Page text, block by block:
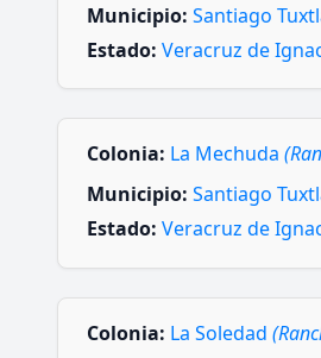
Municipio: Santiago
Estado: Veracruz de
Colonia: La Mechuda
Municipio: Santiago
Estado: Veracruz de
Colonia: La Soledad